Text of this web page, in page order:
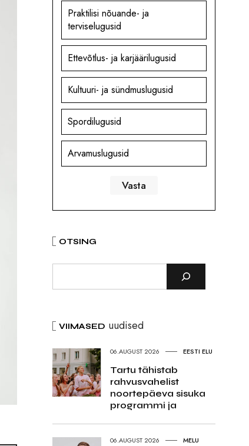
Praktilisi nõuande- ja
terviselugusid
Ettevõtlus- ja karjäärilugusid
Kultuuri- ja sündmuslugusid
Spordilugusid
Arvamuslugusid
OTSING
VIIMASED uudised
06.AUGUST 2026 EESTI ELU
Tartu tähistab
rahvusvahelist
noortepäeva sisuka
programmi ja
06.AUGUST 2026 MELU